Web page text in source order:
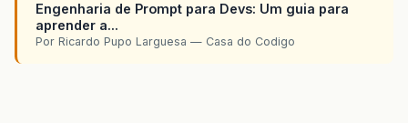
Engenharia de Prompt para Devs: Um guia para
aprender a...
Por Ricardo Pupo Larguesa — Casa do Codigo